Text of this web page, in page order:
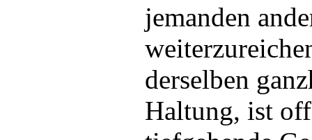
jemanden
derselben
Haltung, ist